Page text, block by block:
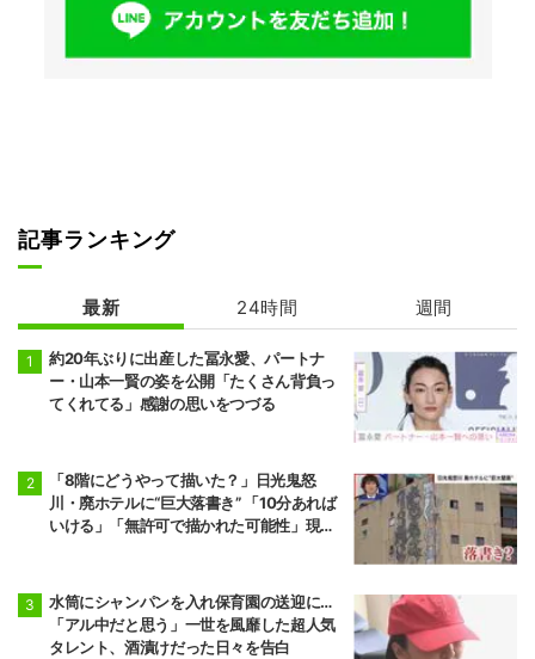
記事ランキング
最新 24時間 週間
約20年ぶりに出産した冨永愛、パートナ
ー・山本一賢の姿を公開「たくさん背負っ
てくれてる」感謝の思いをつづる
「8階にどうやって描いた？」日光鬼怒
川・廃ホテルに“巨大落書き” 「10分あれば
いける」「無許可で描かれた可能性」現役
水筒にシャンパンを入れ保育園の送迎に…
「アル中だと思う」一世を風靡した超人気
タレント、酒漬けだった日々を告白